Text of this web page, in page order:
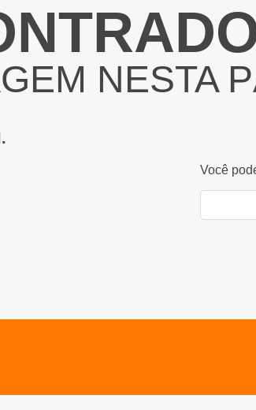
NESTA
Você